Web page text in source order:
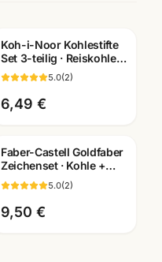
Koh-i-Noor Kohlestifte
Set 3-teilig · Reiskohle
weiss + schwarz ·
Künstlerbedarf
5.0(2)
6,49 €
Faber-Castell Goldfaber
Zeichenset · Kohle +
Grafit Bleistifte ·
Künstlerbedarf
Mannheim
5.0(2)
9,50 €